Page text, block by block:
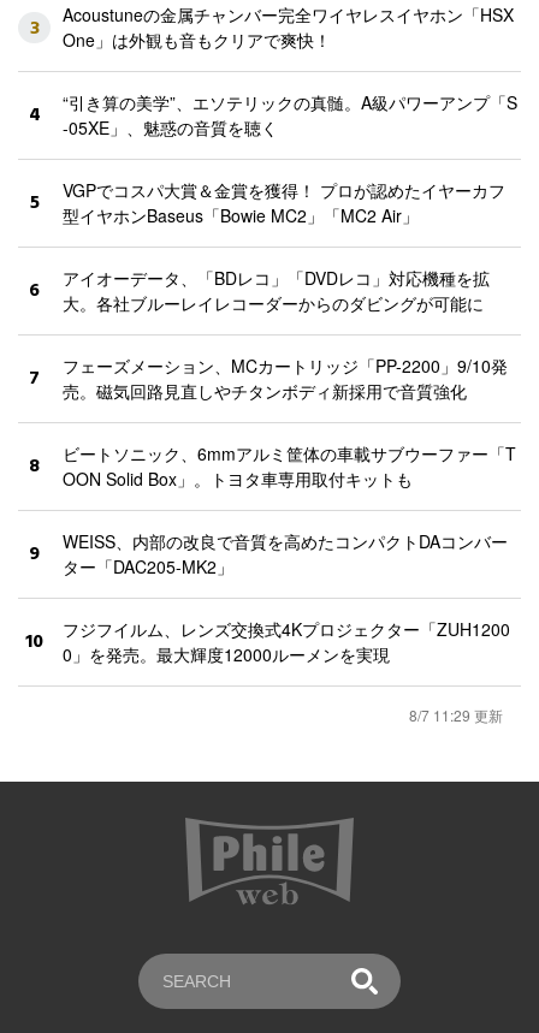
3
Acoustuneの金属チャンバー完全ワイヤレスイヤホン「HSX
One」は外観も音もクリアで爽快！
4
“引き算の美学”、エソテリックの真髄。A級パワーアンプ「S
-05XE」、魅惑の音質を聴く
5
VGPでコスパ大賞＆金賞を獲得！ プロが認めたイヤーカフ
型イヤホンBaseus「Bowie MC2」「MC2 Air」
6
アイオーデータ、「BDレコ」「DVDレコ」対応機種を拡
大。各社ブルーレイレコーダーからのダビングが可能に
7
フェーズメーション、MCカートリッジ「PP-2200」9/10発
売。磁気回路見直しやチタンボディ新採用で音質強化
8
ビートソニック、6mmアルミ筐体の車載サブウーファー「T
OON Solid Box」。トヨタ車専用取付キットも
9
WEISS、内部の改良で音質を高めたコンパクトDAコンバー
ター「DAC205-MK2」
10
フジフイルム、レンズ交換式4Kプロジェクター「ZUH1200
0」を発売。最大輝度12000ルーメンを実現
8/7 11:29 更新